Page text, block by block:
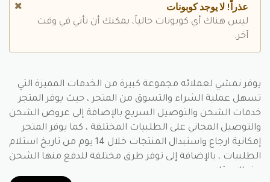
عذراً! لا يوجد كوبونات
ليس هناك أي كوبونات حالياً، يمكنك أن تأتي في وقت
آخر.
يوفر نمشي لعملائه مجموعة كبيرة من الخدمات المميزة التي
تسهل عملية الشراء والتسوق من المتجر ، حيث يوفر المتجر
خدمات الشحن والتوصيل السريع بالإضافة إلى عروض الشحن
والتوصيل المجاني على الطلبيات المختلفة ، كما يوفر المتجر
إمكانية ارجاع واستبدال المنتجات خلال 14 يوم من تاريخ استلام
الطلبيات ، بالإضافة إلى توفر طرق مختلفة للدفع منها الشحن
عند الاستلام …